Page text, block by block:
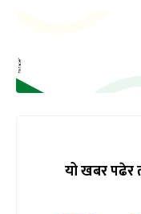
यो खबर पढेर